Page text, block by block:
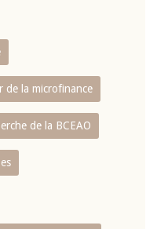
de la microfinance
de la BCEAO